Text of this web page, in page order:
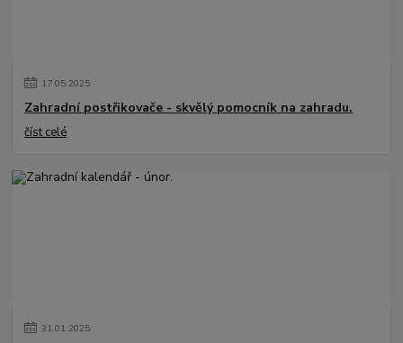
17.05.2025
Zahradní postřikovače - skvělý pomocník na zahradu.
číst celé
31.01.2025